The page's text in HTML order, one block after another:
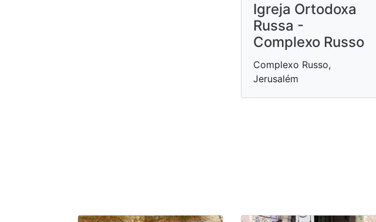
Igreja Ortodoxa
Russa -
Complexo Russo
Complexo Russo,
Jerusalém